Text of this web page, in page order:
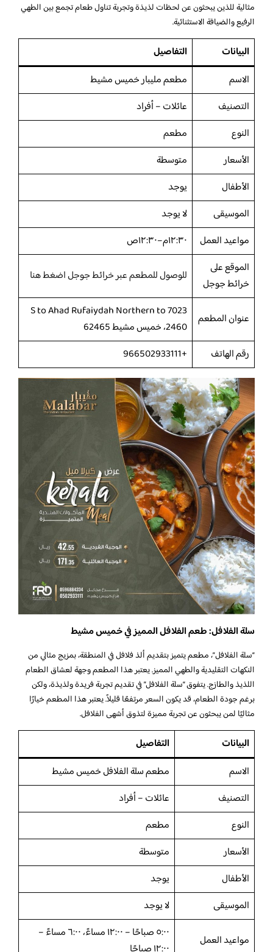
مثالية للذين يبحثون عن لحظات لذيذة وتجربة تناول طعام تجمع بين الطهي
الرفيع والضيافة الاستثنائية.
البيانات
التفاصيل
الاسم
مطعم مليبار خميس مشيط
التصنيف
عائلات – أفراد
النوع
مطعم
الأسعار
متوسطة
الأطفال
يوجد
الموسيقى
لا يوجد
مواعيد العمل
١٢:٣٠م–١٢:٣٠ص
الموقع على
خرائط جوجل
للوصول للمطعم عبر خرائط جوجل اضغط هنا
عنوان المطعم
7023 S to Ahad Rufaiydah Northern to
2460، خميس مشيط 62465
رقم الهاتف
+966502933111
سلة الفلافل: طعم الفلافل المميز في خميس مشيط
“سلة الفلافل”، مطعم يتميز بتقديم ألذ فلافل في المنطقة، بمزيج مثالي من
النكهات التقليدية والطهي المميز. يعتبر هذا المطعم وجهة لعشاق الطعام
اللذيذ والطازج. يتفوق “سلة الفلافل” في تقديم تجربة فريدة ولذيذة، ولكن
برغم جودة الطعام، قد يكون السعر مرتفعًا قليلاً. يعتبر هذا المطعم خيارًا
مثاليًا لمن يبحثون عن تجربة مميزة لتذوق أشهى الفلافل.
البيانات
التفاصيل
الاسم
مطعم سلة الفلافل خميس مشيط
التصنيف
عائلات – أفراد
النوع
مطعم
الأسعار
متوسطة
الأطفال
يوجد
الموسيقى
لا يوجد
مواعيد العمل
٥:٠٠ صباحًا – ١٢:٠٠ مساءً، ٦:٠٠ مساءً –